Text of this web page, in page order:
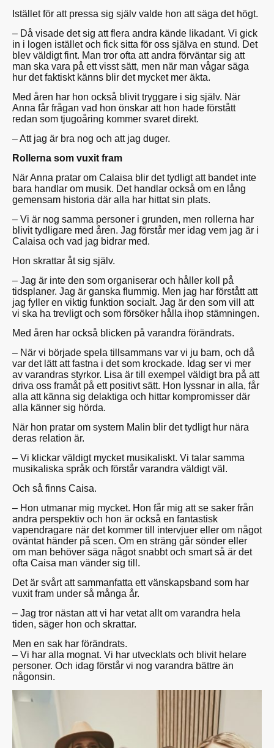
Istället för att pressa sig själv valde hon att säga det högt.
– Då visade det sig att flera andra kände likadant. Vi gick
in i logen istället och fick sitta för oss själva en stund. Det
blev väldigt fint. Man tror ofta att andra förväntar sig att
man ska vara på ett visst sätt, men när man vågar säga
hur det faktiskt känns blir det mycket mer äkta.
Med åren har hon också blivit tryggare i sig själv. När
Anna får frågan vad hon önskar att hon hade förstått
redan som tjugoåring kommer svaret direkt.
– Att jag är bra nog och att jag duger.
Rollerna som vuxit fram
När Anna pratar om Calaisa blir det tydligt att bandet inte
bara handlar om musik. Det handlar också om en lång
gemensam historia där alla har hittat sin plats.
– Vi är nog samma personer i grunden, men rollerna har
blivit tydligare med åren. Jag förstår mer idag vem jag är i
Calaisa och vad jag bidrar med.
Hon skrattar åt sig själv.
– Jag är inte den som organiserar och håller koll på
tidsplaner. Jag är ganska flummig. Men jag har förstått att
jag fyller en viktig funktion socialt. Jag är den som vill att
vi ska ha trevligt och som försöker hålla ihop stämningen.
Med åren har också blicken på varandra förändrats.
– När vi började spela tillsammans var vi ju barn, och då
var det lätt att fastna i det som krockade. Idag ser vi mer
av varandras styrkor. Lisa är till exempel väldigt bra på att
driva oss framåt på ett positivt sätt. Hon lyssnar in alla, får
alla att känna sig delaktiga och hittar kompromisser där
alla känner sig hörda.
När hon pratar om systern Malin blir det tydligt hur nära
deras relation är.
– Vi klickar väldigt mycket musikaliskt. Vi talar samma
musikaliska språk och förstår varandra väldigt väl.
Och så finns Caisa.
– Hon utmanar mig mycket. Hon får mig att se saker från
andra perspektiv och hon är också en fantastisk
vapendragare när det kommer till intervjuer eller om något
oväntat händer på scen. Om en sträng går sönder eller
om man behöver säga något snabbt och smart så är det
ofta Caisa man vänder sig till.
Det är svårt att sammanfatta ett vänskapsband som har
vuxit fram under så många år.
– Jag tror nästan att vi har vetat allt om varandra hela
tiden, säger hon och skrattar.
Men en sak har förändrats.
– Vi har alla mognat. Vi har utvecklats och blivit helare
personer. Och idag förstår vi nog varandra bättre än
någonsin.